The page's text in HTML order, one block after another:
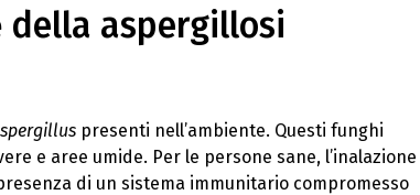
della aspergillosi
presenti nell’ambiente. Questi funghi
e aree umide. Per le persone sane, l’inalazione
di un sistema immunitario compromesso